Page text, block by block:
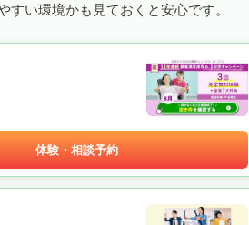
い環境かも見ておくと安心です。
体験・相談予約